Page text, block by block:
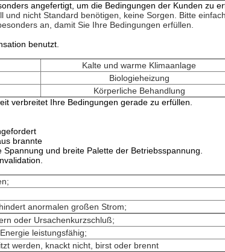
angefertigt, um die Bedingungen der Kunden zu
und nicht Standard benötigen, keine Sorgen. Bitte
an, damit Sie Ihre Bedingungen erfüllen.
benutzt.
Kalte und warme Klimaanlage
Biologieheizung
Körperliche Behandlung
verbreitet Ihre Bedingungen gerade zu erfüllen.
brannte
und breite Palette der Betriebsspannung.
anormalen großen Strom;
oder Ursachenkurzschluß;
leistungsfähig;
werden, knackt nicht, birst oder brennt